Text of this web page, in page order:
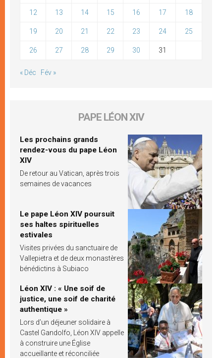
12 13 14 15 16 17 18
19 20 21 22 23 24 25
26 27 28 29 30 31
« Déc Fév »
PAPE LÉON XIV
Les prochains grands
rendez-vous du pape Léon
XIV
De retour au Vatican, après trois
semaines de vacances
Le pape Léon XIV poursuit
ses haltes spirituelles
estivales
Visites privées du sanctuaire de
Vallepietra et de deux monastères
bénédictins à Subiaco
Léon XIV : « Une soif de
justice, une soif de charité
authentique »
Lors d’un déjeuner solidaire à
Castel Gandolfo, Léon XIV appelle
à construire une Église
accueillante et réconciliée